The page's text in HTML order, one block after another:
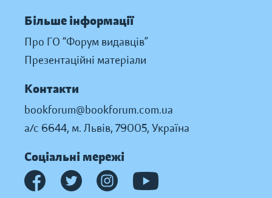
Більше інформації
Про ГО “Форум видавців”
Презентаційні матеріали
Контакти
bookforum@bookforum.com.ua
а/с 6644, м. Львів, 79005, Україна
Соціальні мережі